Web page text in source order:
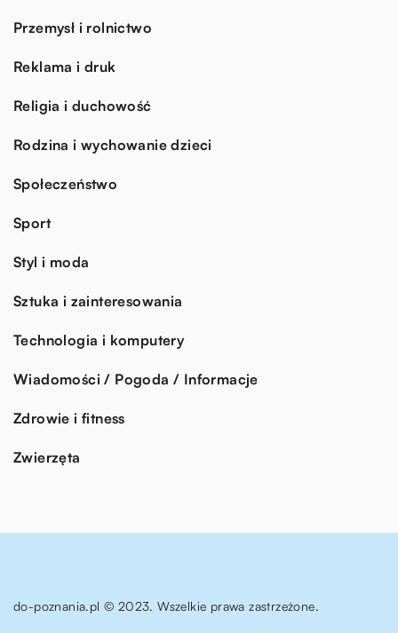
Przemysł i rolnictwo
Reklama i druk
Religia i duchowość
Rodzina i wychowanie dzieci
Społeczeństwo
Sport
Styl i moda
Sztuka i zainteresowania
Technologia i komputery
Wiadomości / Pogoda / Informacje
Zdrowie i fitness
Zwierzęta
do-poznania.pl © 2023. Wszelkie prawa zastrzeżone.